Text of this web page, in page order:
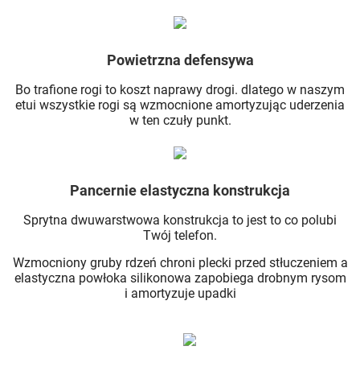
Powietrzna defensywa
Bo trafione rogi to koszt naprawy drogi. dlatego w naszym
etui wszystkie rogi są wzmocnione amortyzując uderzenia
w ten czuły punkt.
Pancernie elastyczna konstrukcja
Sprytna dwuwarstwowa konstrukcja to jest to co polubi
Twój telefon.
Wzmocniony gruby rdzeń chroni plecki przed stłuczeniem a
elastyczna powłoka silikonowa zapobiega drobnym rysom
i amortyzuje upadki